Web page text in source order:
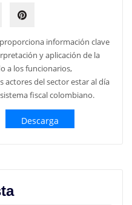
información clave
y aplicación de la
a los funcionarios,
actores del sector estar al día
fiscal colombiano.
Descarga